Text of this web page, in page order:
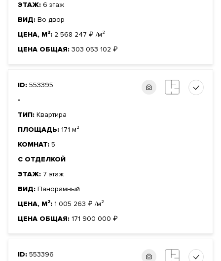
ЭТАЖ: 6 этаж
ВИД: Во двор
ЦЕНА, М²: 2 568 247 ₽ /м²
ЦЕНА ОБЩАЯ: 303 053 102 ₽
ID: 553395
-
ТИП: Квартира
ПЛОЩАДЬ: 171 м²
КОМНАТ: 5
С ОТДЕЛКОЙ
ЭТАЖ: 7 этаж
ВИД: Панорамный
ЦЕНА, М²: 1 005 263 ₽ /м²
ЦЕНА ОБЩАЯ: 171 900 000 ₽
ID: 553396